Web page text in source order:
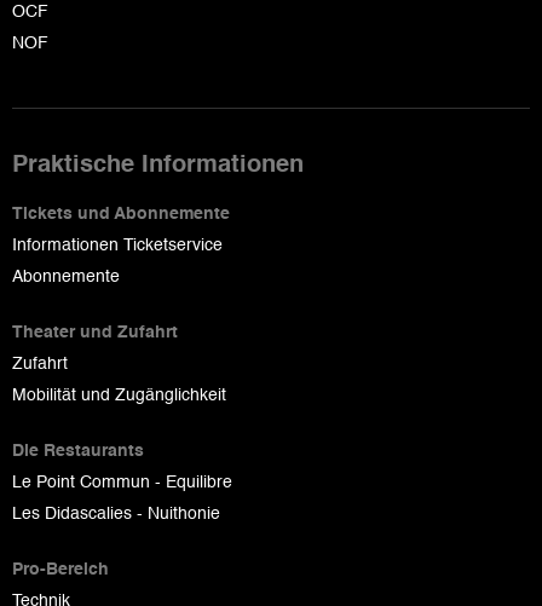
OCF
NOF
Praktische Informationen
Tickets und Abonnemente
Informationen Ticketservice
Abonnemente
Theater und Zufahrt
Zufahrt
Mobilität und Zugänglichkeit
Die Restaurants
Le Point Commun - Equilibre
Les Didascalies - Nuithonie
Pro-Bereich
Technik